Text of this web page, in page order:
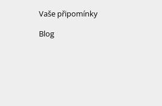
Vaše připomínky
Blog